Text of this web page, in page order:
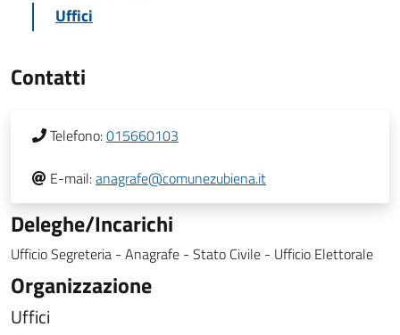
Uffici
Contatti
Telefono:015660103
E-mail:anagrafe@comunezubiena.it
Deleghe/Incarichi
Ufficio Segreteria - Anagrafe - Stato Civile - Ufficio Elettorale
Organizzazione
Uffici